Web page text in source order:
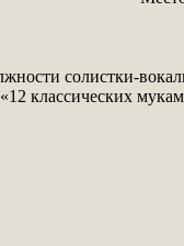
солистки-
классических